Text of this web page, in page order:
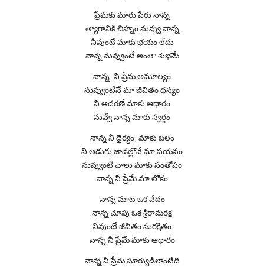
ప్రేమకు మారు పేరు నాన్న
త్యాగానికి చిహ్నం నువ్వు నాన్న
నీవుంటే మాకు భయం లేదు
నాన్న నువ్వుంటే అంతా శుభమే
నాన్న, నీ ప్రేమ అమూల్యం
నువ్వుంటేనే మా జీవితం ధన్యం
నీ ఆదరణే మాకు ఆధారం
నువ్వే నాన్న మాకు స్వర్గం
నాన్న నీ ధైర్యం, మాకు బలం
నీ అడుగు జాడల్లోనే మా పయనం
నువ్వుంటే చాలు మాకు సంతోషం
నాన్న నీ ప్రేమే మా లోకం
నాన్న మాట ఒక వేదం
నాన్న చూపు ఒక శ్రీరామరక్ష
నీవుంటే జీవితం సురక్షితం
నాన్న నీ ప్రేమే మాకు ఆధారం
నాన్న నీ ప్రేమ సూర్యుడిలాంటిది